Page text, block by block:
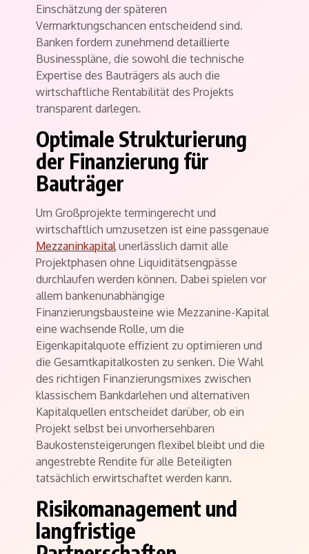
Einschätzung der späteren
Vermarktungschancen entscheidend sind.
Banken fordern zunehmend detaillierte
Businesspläne, die sowohl die technische
Expertise des Bauträgers als auch die
wirtschaftliche Rentabilität des Projekts
transparent darlegen.
Optimale Strukturierung
der Finanzierung für
Bauträger
Um Großprojekte termingerecht und
wirtschaftlich umzusetzen ist eine passgenaue
Mezzaninkapitalunerlässlich damit alle
Projektphasen ohne Liquiditätsengpässe
durchlaufen werden können. Dabei spielen vor
allem bankenunabhängige
Finanzierungsbausteine wie Mezzanine-Kapital
eine wachsende Rolle, um die
Eigenkapitalquote effizient zu optimieren und
die Gesamtkapitalkosten zu senken. Die Wahl
des richtigen Finanzierungsmixes zwischen
klassischem Bankdarlehen und alternativen
Kapitalquellen entscheidet darüber, ob ein
Projekt selbst bei unvorhersehbaren
Baukostensteigerungen flexibel bleibt und die
angestrebte Rendite für alle Beteiligten
tatsächlich erwirtschaftet werden kann.
Risikomanagement und
langfristige